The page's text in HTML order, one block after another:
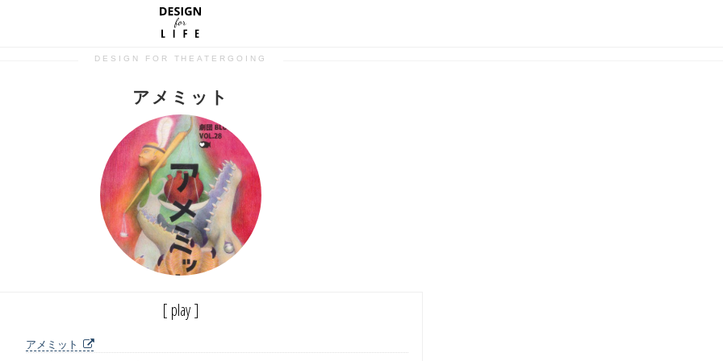
DESIGN FOR THEATERGOING
アメミット
[ play ]
アメミット